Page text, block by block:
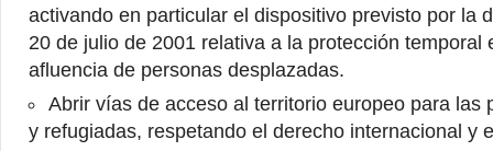
activando en particular el dispositivo previsto por la
20 de julio de 2001 relativa a la protección temporal
afluencia de personas desplazadas.
Abrir vías de acceso al territorio europeo para las
y refugiadas, respetando el derecho internacional y